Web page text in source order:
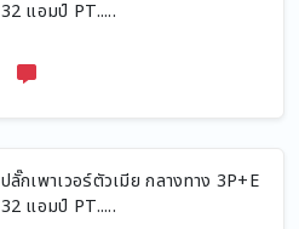
32 แอมป์ PT.....
ปลั๊กเพาเวอร์ตัวเมีย กลางทาง 3P+E
32 แอมป์ PT.....